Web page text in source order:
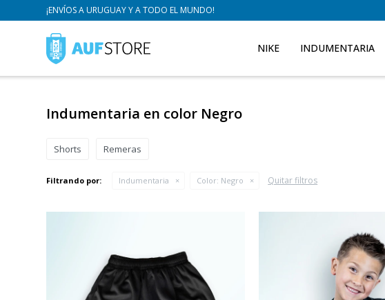
NIKE INDUMENTARIA
¡ENVÍOS A URUGUAY Y A TODO EL MUNDO!
Indumentaria en color Negro
Shorts Remeras
Filtrando por: Indumentaria Color: Negro Quitar filtros